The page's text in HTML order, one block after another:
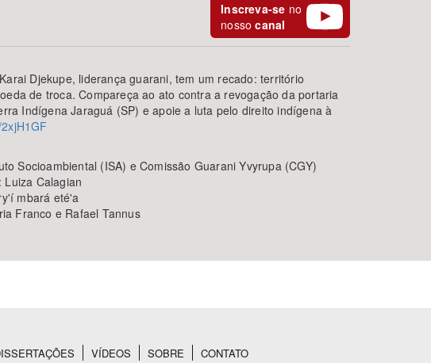
Inscreva-se no
nossocanal
Djekupe, liderança guarani, tem um recado: território
de troca. Compareça ao ato contra a revogação da portaria
Indígena Jaraguá (SP) e apoie a luta pelo direito indígena à
Socioambiental (ISA) e Comissão Guarani Yvyrupa (CGY)
Calagian
mbará eté'a
Franco e Rafael Tannus
VÍDEOS SOBRE CONTATO